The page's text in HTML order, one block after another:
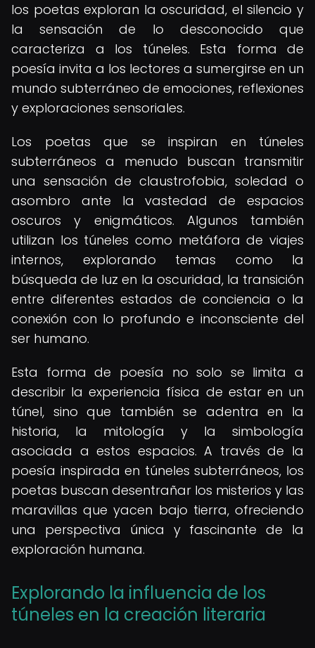
los poetas exploran la oscuridad, el silencio y
la sensación de lo desconocido que
caracteriza a los túneles. Esta forma de
poesía invita a los lectores a sumergirse en un
mundo subterráneo de emociones, reflexiones
y exploraciones sensoriales.
Los poetas que se inspiran en túneles
subterráneos a menudo buscan transmitir
una sensación de claustrofobia, soledad o
asombro ante la vastedad de espacios
oscuros y enigmáticos. Algunos también
utilizan los túneles como metáfora de viajes
internos, explorando temas como la
búsqueda de luz en la oscuridad, la transición
entre diferentes estados de conciencia o la
conexión con lo profundo e inconsciente del
ser humano.
Esta forma de poesía no solo se limita a
describir la experiencia física de estar en un
túnel, sino que también se adentra en la
historia, la mitología y la simbología
asociada a estos espacios. A través de la
poesía inspirada en túneles subterráneos, los
poetas buscan desentrañar los misterios y las
maravillas que yacen bajo tierra, ofreciendo
una perspectiva única y fascinante de la
exploración humana.
Explorando la influencia de los
túneles en la creación literaria